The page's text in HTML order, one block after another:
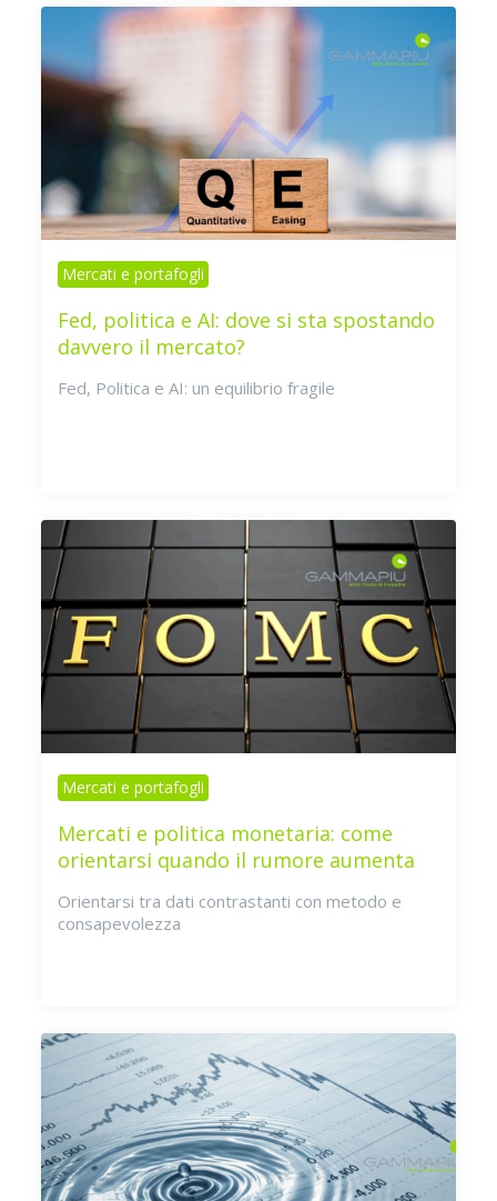
Mercati e portafogli
Fed, politica e AI: dove si sta spostando
davvero il mercato?
Fed, Politica e AI: un equilibrio fragile
Mercati e portafogli
Mercati e politica monetaria: come
orientarsi quando il rumore aumenta
Orientarsi tra dati contrastanti con metodo e
consapevolezza